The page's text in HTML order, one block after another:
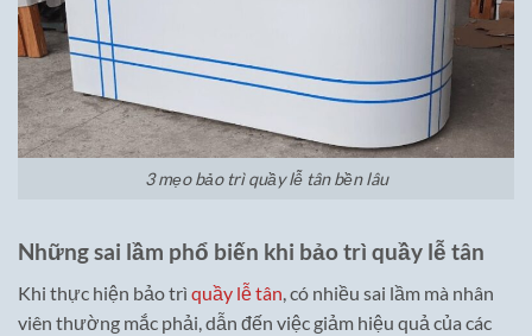
3 mẹo bảo trì quầy lễ tân bền lâu
Những sai lầm phổ biến khi bảo trì quầy lễ tân
Khi thực hiện bảo trì quầy lễ tân , có nhiều sai lầm mà nhân
viên thường mắc phải, dẫn đến việc giảm hiệu quả của các